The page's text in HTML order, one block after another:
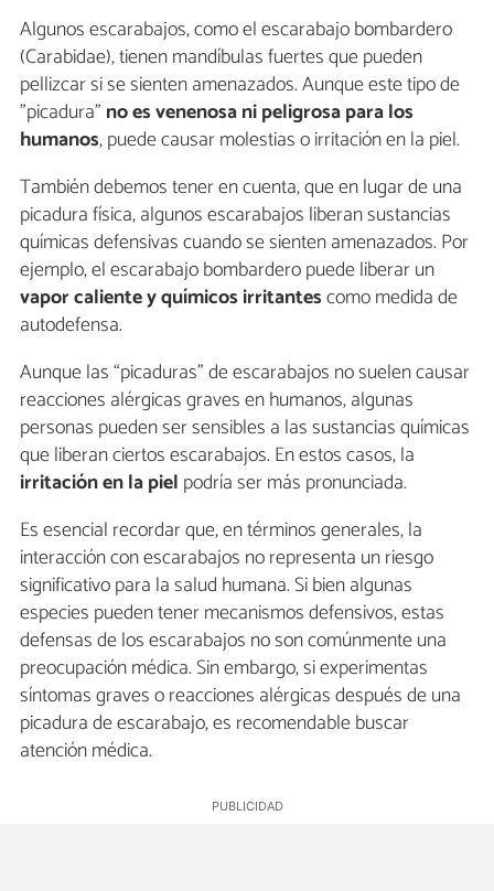
Algunos escarabajos, como el escarabajo bombardero
(Carabidae), tienen mandíbulas fuertes que pueden
pellizcar si se sienten amenazados. Aunque este tipo de
"picadura" no es venenosa ni peligrosa para los
humanos, puede causar molestias o irritación en la piel.
También debemos tener en cuenta, que en lugar de una
picadura física, algunos escarabajos liberan sustancias
químicas defensivas cuando se sienten amenazados. Por
ejemplo, el escarabajo bombardero puede liberar un
vapor caliente y químicos irritantescomo medida de
autodefensa.
Aunque las “picaduras” de escarabajos no suelen causar
reacciones alérgicas graves en humanos, algunas
personas pueden ser sensibles a las sustancias químicas
que liberan ciertos escarabajos. En estos casos, la
irritación en la piel podría ser más pronunciada.
Es esencial recordar que, en términos generales, la
interacción con escarabajos no representa un riesgo
significativo para la salud humana. Si bien algunas
especies pueden tener mecanismos defensivos, estas
defensas de los escarabajos no son comúnmente una
preocupación médica. Sin embargo, si experimentas
síntomas graves o reacciones alérgicas después de una
picadura de escarabajo, es recomendable buscar
atención médica.